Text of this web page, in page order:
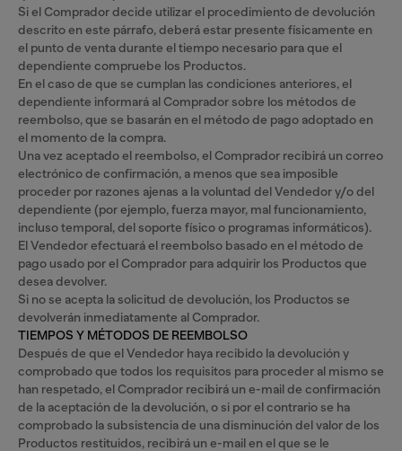
Si el Comprador decide utilizar el procedimiento de devolución
descrito en este párrafo, deberá estar presente físicamente en
el punto de venta durante el tiempo necesario para que el
dependiente compruebe los Productos.
En el caso de que se cumplan las condiciones anteriores, el
dependiente informará al Comprador sobre los métodos de
reembolso, que se basarán en el método de pago adoptado en
el momento de la compra.
Una vez aceptado el reembolso, el Comprador recibirá un correo
electrónico de confirmación, a menos que sea imposible
proceder por razones ajenas a la voluntad del Vendedor y/o del
dependiente (por ejemplo, fuerza mayor, mal funcionamiento,
incluso temporal, del soporte físico o programas informáticos).
El Vendedor efectuará el reembolso basado en el método de
pago usado por el Comprador para adquirir los Productos que
desea devolver.
Si no se acepta la solicitud de devolución, los Productos se
devolverán inmediatamente al Comprador.
TIEMPOS Y MÉTODOS DE REEMBOLSO
Después de que el Vendedor haya recibido la devolución y
comprobado que todos los requisitos para proceder al mismo se
han respetado, el Comprador recibirá un e-mail de confirmación
de la aceptación de la devolución, o si por el contrario se ha
comprobado la subsistencia de una disminución del valor de los
Productos restituidos, recibirá un e-mail en el que se le